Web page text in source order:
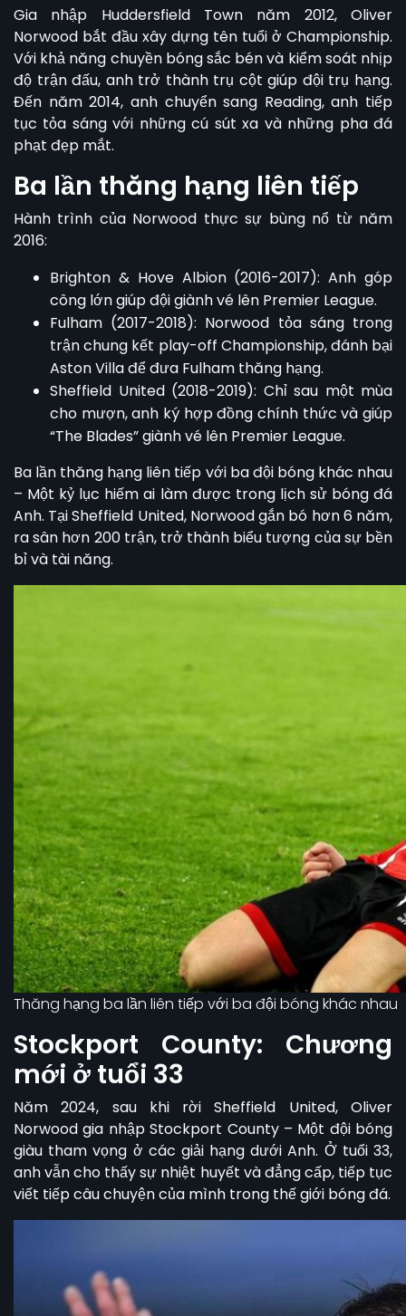
Gia nhập Huddersfield Town năm 2012, Oliver
Norwood bắt đầu xây dựng tên tuổi ở Championship.
Với khả năng chuyền bóng sắc bén và kiểm soát nhịp
độ trận đấu, anh trở thành trụ cột giúp đội trụ hạng.
Đến năm 2014, anh chuyển sang Reading, anh tiếp
tục tỏa sáng với những cú sút xa và những pha đá
phạt đẹp mắt.
Ba lần thăng hạng liên tiếp
Hành trình của Norwood thực sự bùng nổ từ năm
2016:
Brighton & Hove Albion (2016-2017): Anh góp
công lớn giúp đội giành vé lên Premier League.
Fulham (2017-2018): Norwood tỏa sáng trong
trận chung kết play-off Championship, đánh bại
Aston Villa để đưa Fulham thăng hạng.
Sheffield United (2018-2019): Chỉ sau một mùa
cho mượn, anh ký hợp đồng chính thức và giúp
“The Blades” giành vé lên Premier League.
Ba lần thăng hạng liên tiếp với ba đội bóng khác nhau
– Một kỷ lục hiếm ai làm được trong lịch sử bóng đá
Anh. Tại Sheffield United, Norwood gắn bó hơn 6 năm,
ra sân hơn 200 trận, trở thành biểu tượng của sự bền
bỉ và tài năng.
Thăng hạng ba lần liên tiếp với ba đội bóng khác nhau
Stockport County: Chương
mới ở tuổi 33
Năm 2024, sau khi rời Sheffield United, Oliver
Norwood gia nhập Stockport County – Một đội bóng
giàu tham vọng ở các giải hạng dưới Anh. Ở tuổi 33,
anh vẫn cho thấy sự nhiệt huyết và đẳng cấp, tiếp tục
viết tiếp câu chuyện của mình trong thế giới bóng đá.